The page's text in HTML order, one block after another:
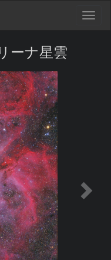
ーナ星雲